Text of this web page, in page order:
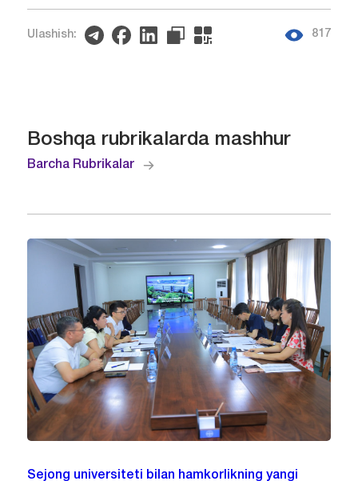
Ulashish: 817
Boshqa rubrikalarda mashhur
Barcha Rubrikalar
Sejong universiteti bilan hamkorlikning yangi